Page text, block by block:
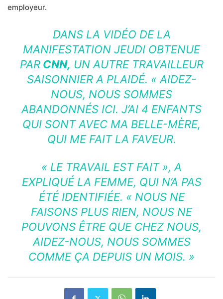
employeur.
DANS LA VIDÉO DE LA
MANIFESTATION JEUDI OBTENUE
PARCNN, UN AUTRE TRAVAILLEUR
SAISONNIER A PLAIDÉ. « AIDEZ-
NOUS, NOUS SOMMES
ABANDONNÉS ICI. J’AI 4 ENFANTS
QUI SONT AVEC MA BELLE-MÈRE,
QUI ME FAIT LA FAVEUR.
« LE TRAVAIL EST FAIT », A
EXPLIQUÉ LA FEMME, QUI N’A PAS
ÉTÉ IDENTIFIÉE. « NOUS NE
FAISONS PLUS RIEN, NOUS NE
POUVONS ÊTRE QUE CHEZ NOUS,
AIDEZ-NOUS, NOUS SOMMES
COMME ÇA DEPUIS UN MOIS. »